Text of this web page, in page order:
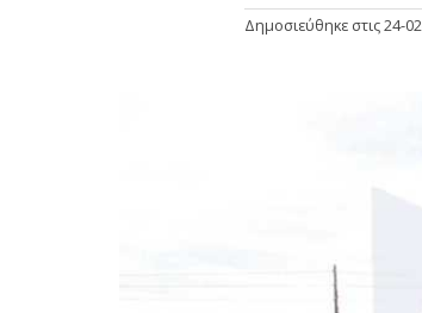
Δημοσιεύθηκε στις24-